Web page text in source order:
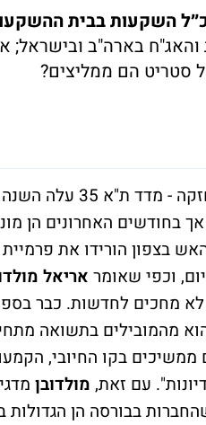
השקעות בבית
בארה"ב ובישראל;
סטריט הם ממליצים?
אך בחודשים האחרונים
בצפון הורידו את
וכפי שאומר אריאל
מחכים לחדשות. כבר
מהמובילים בתשואה
ממשיכים בקו החיובי,
עם זאת, מולדובן
בבורסה הן הגדולות